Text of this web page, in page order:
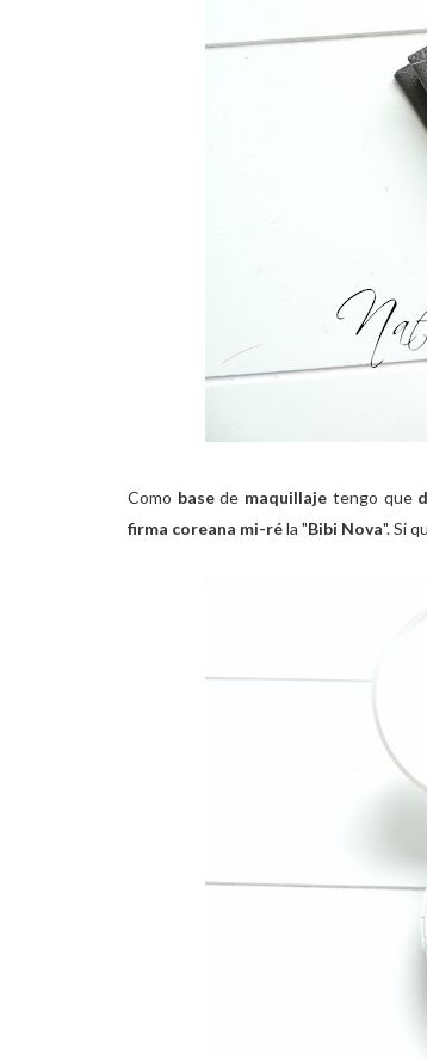
Como basede maquillaje tengo que
firma coreana mi-réla "Bibi Nova". Si